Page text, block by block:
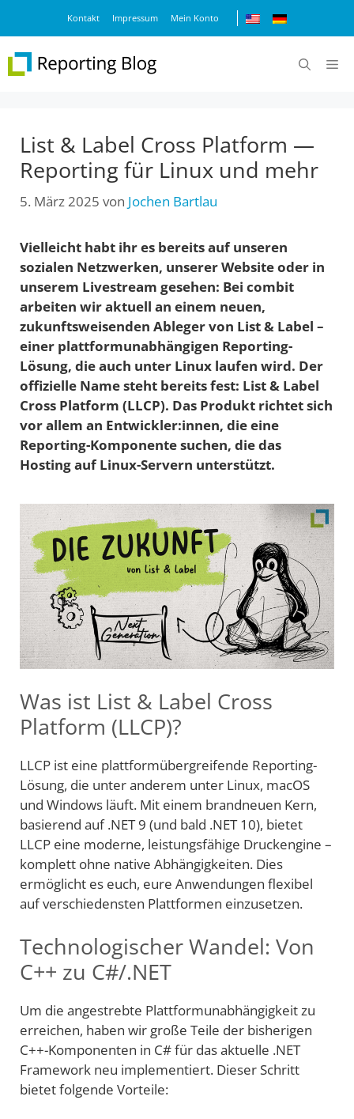
springen
Kontakt Impressum Mein Konto
List & Label Cross Platform —
Reporting für Linux und mehr
5. März 2025 von Jochen Bartlau
Vielleicht habt ihr es bereits auf unseren
sozialen Netzwerken, unserer Website oder in
unserem Livestream gesehen: Bei combit
arbeiten wir aktuell an einem neuen,
zukunftsweisenden Ableger von List & Label –
einer plattformunabhängigen Reporting-
Lösung, die auch unter Linux laufen wird. Der
offizielle Name steht bereits fest: List & Label
Cross Platform (LLCP). Das Produkt richtet sich
vor allem an Entwickler:innen, die eine
Reporting-Komponente suchen, die das
Hosting auf Linux-Servern unterstützt.
Was ist List & Label Cross
Platform (LLCP)?
LLCP ist eine plattformübergreifende Reporting-
Lösung, die unter anderem unter Linux, macOS
und Windows läuft. Mit einem brandneuen Kern,
basierend auf .NET 9 (und bald .NET 10), bietet
LLCP eine moderne, leistungsfähige Druckengine –
komplett ohne native Abhängigkeiten. Dies
ermöglicht es euch, eure Anwendungen flexibel
auf verschiedensten Plattformen einzusetzen.
Technologischer Wandel: Von
C++ zu C#/.NET
Um die angestrebte Plattformunabhängigkeit zu
erreichen, haben wir große Teile der bisherigen
C++-Komponenten in C# für das aktuelle .NET
Framework neu implementiert. Dieser Schritt
bietet folgende Vorteile: